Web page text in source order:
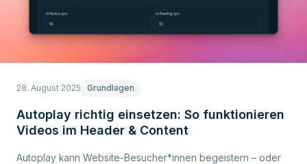
28. August 2025 Grundlagen
Autoplay richtig einsetzen: So funktionieren
Videos im Header & Content
Autoplay kann Website-Besucher*innen begeistern – oder